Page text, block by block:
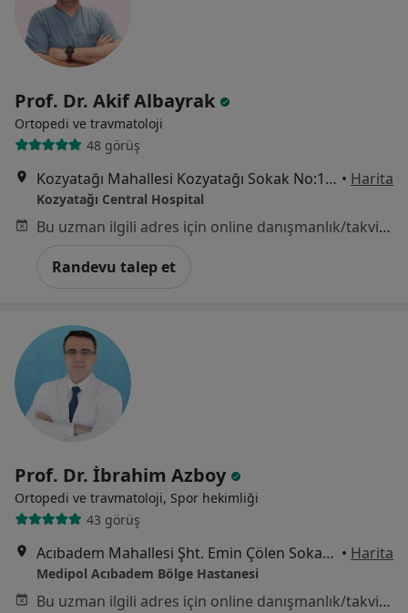
Prof. Dr. Akif Albayrak
Ortopedi ve travmatoloji
48 görüş
Kozyatağı Mahallesi Kozyatağı Sokak No:19, Kadıköy • Harita
Kozyatağı Central Hospital
Bu uzman ilgili adres için online danışmanlık/takvim sunmuyor.
Randevu talep et
Prof. Dr. İbrahim Azboy
Ortopedi ve travmatoloji, Spor hekimliği
43 görüş
Acıbadem Mahallesi Şht. Emin Çölen Sokağı No:4, Kadıköy • Harita
Medipol Acıbadem Bölge Hastanesi
Bu uzman ilgili adres için online danışmanlık/takvim sunmuyor.